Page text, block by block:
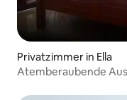
Privatzimmer in Ella
Atemberaubende